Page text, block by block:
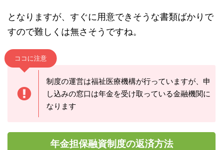
となりますが、すぐに用意できそうな書類ばかりで
すので難しくは無さそうですね。
ココに注意
制度の運営は福祉医療機構が行っていますが、申
し込みの窓口は年金を受け取っている金融機関に
なります
年金担保融資制度の返済方法